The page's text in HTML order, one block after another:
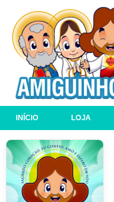
INÍCIO LOJA